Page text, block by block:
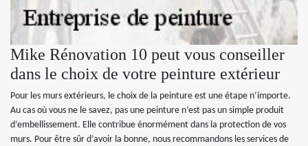
Mike Rénovation 10 peut vous conseiller
dans le choix de votre peinture extérieur
Pour les murs extérieurs, le choix de la peinture est une étape n’importe.
Au cas où vous ne le savez, pas une peinture n’est pas un simple produit
d’embellissement. Elle contribue énormément dans la protection de vos
murs. Pour être sûr d’avoir la bonne, nous recommandons les services de